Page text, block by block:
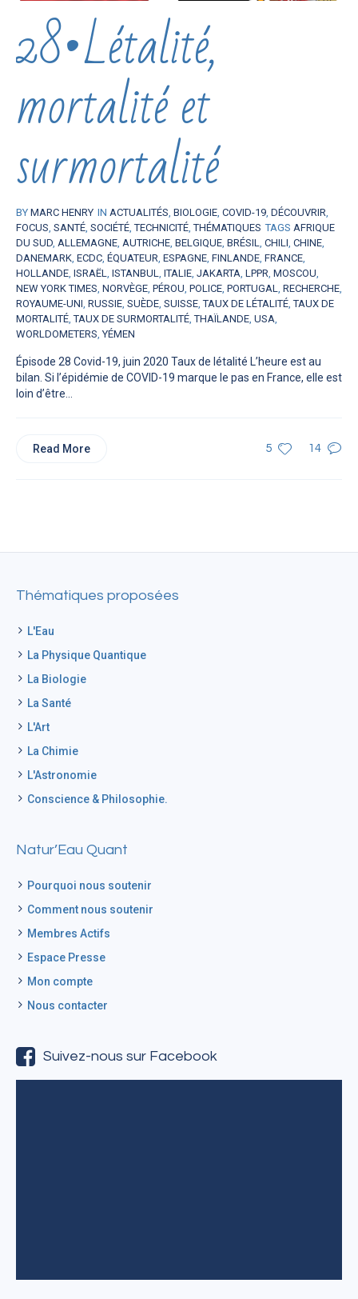
28•Létalité,
mortalité et
surmortalité
BY MARC HENRY IN ACTUALITÉS, BIOLOGIE, COVID-19, DÉCOUVRIR,
FOCUS, SANTÉ, SOCIÉTÉ,TECHNICITÉ,THÉMATIQUES TAGS AFRIQUE
DU SUD, ALLEMAGNE, AUTRICHE, BELGIQUE, BRÉSIL, CHILI, CHINE,
DANEMARK, ECDC, ÉQUATEUR, ESPAGNE, FINLANDE, FRANCE,
HOLLANDE, ISRAËL, ISTANBUL, ITALIE, JAKARTA, LPPR, MOSCOU,
NEW YORK TIMES, NORVÈGE, PÉROU, POLICE, PORTUGAL, RECHERCHE,
ROYAUME-UNI, RUSSIE, SUÈDE, SUISSE,TAUX DE LÉTALITÉ,TAUX DE
MORTALITÉ,TAUX DE SURMORTALITÉ,THAÏLANDE, USA,
WORLDOMETERS,YÉMEN
Épisode 28 Covid-19, juin 2020 Taux de létalité L’heure est au
bilan. Si l’épidémie de COVID-19 marque le pas en France, elle est
loin d’être...
5 14
Read More
Thématiques proposées
L'Eau
La Physique Quantique
La Biologie
La Santé
L'Art
La Chimie
L'Astronomie
Conscience & Philosophie.
Natur’Eau Quant
Pourquoi nous soutenir
Comment nous soutenir
Membres Actifs
Espace Presse
Mon compte
Nous contacter
Suivez-nous sur Facebook